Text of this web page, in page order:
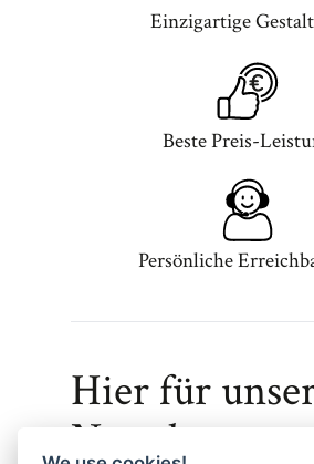
Einzigartige
Beste Preis-
Persönliche
Hier für
Newsletter